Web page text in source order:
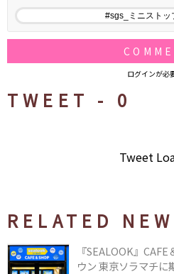
ログインが必
TWEET - 0
Tweet
RELATED
『SEALOOK』
ウン 東京ソラマチに